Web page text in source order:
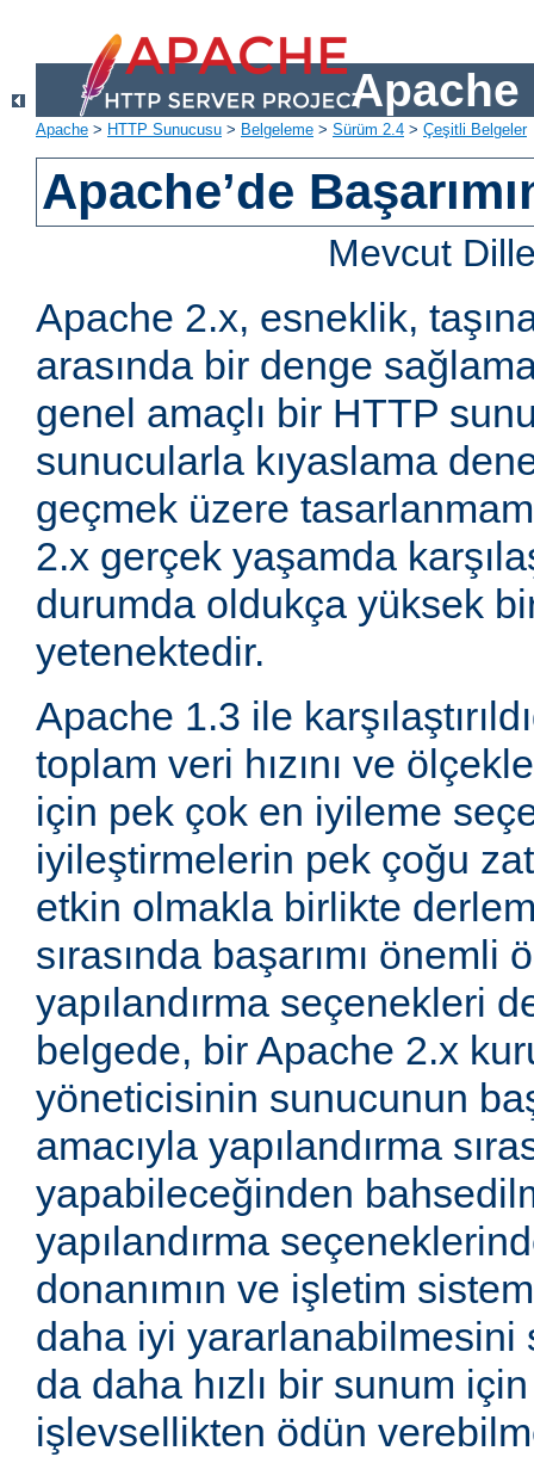
Apache
Apache > HTTP Sunucusu > Belgeleme > Sürüm 2.4 > Çeşitli Belgeler
Apache’de
Mevcut
Apache 2.x, esneklik,
arasında bir denge
genel amaçlı bir HTTP
sunucularla kıyaslama
geçmek üzere
2.x gerçek yaşamda
durumda oldukça yüksek
yetenektedir.
Apache 1.3 ile
toplam veri hızını ve
için pek çok en iyileme
iyileştirmelerin pek çoğu
etkin olmakla birlikte
sırasında başarımı
yapılandırma seçenekleri
belgede, bir Apache 2.x
yöneticisinin sunucunun
amacıyla yapılandırma
yapabileceğinden
yapılandırma
donanımın ve işletim
daha iyi yararlanabilmesini
da daha hızlı bir sunum
işlevsellikten ödün